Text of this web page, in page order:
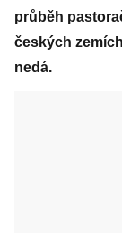
průběh
českých
nedá.